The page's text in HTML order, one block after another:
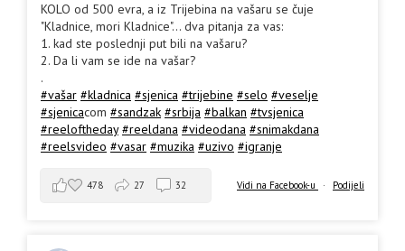
KOLO od 500 evra, a iz Trijebina na vašaru se čuje
"Kladnice, mori Kladnice"... dva pitanja za vas:
1. kad ste poslednji put bili na vašaru?
2. Da li vam se ide na vašar?
.
#vašar #kladnica #sjenica #trijebine #selo #veselje
#sjenicacom #sandzak #srbija #balkan #tvsjenica
#reeloftheday #reeldana #videodana #snimakdana
#reelsvideo #vasar #muzika #uzivo #igranje
Vidi na Facebook-u · Podijeli
478 27 32